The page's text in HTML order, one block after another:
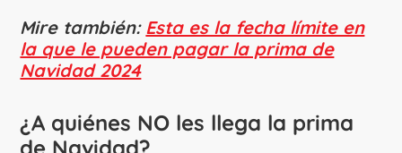
Mire también: Esta es la fecha límite en
la que le pueden pagar la prima de
Navidad 2024
¿A quiénes NO les llega la prima
de Navidad?